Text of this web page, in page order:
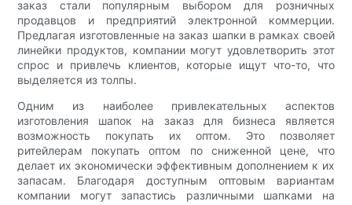
заказ стали популярным выбором для розничных
продавцов и предприятий электронной коммерции.
Предлагая изготовленные на заказ шапки в рамках своей
линейки продуктов, компании могут удовлетворить этот
спрос и привлечь клиентов, которые ищут что-то, что
выделяется из толпы.
Одним из наиболее привлекательных аспектов
изготовления шапок на заказ для бизнеса является
возможность покупать их оптом. Это позволяет
ритейлерам покупать оптом по сниженной цене, что
делает их экономически эффективным дополнением к их
запасам. Благодаря доступным оптовым вариантам
компании могут запастись различными шапками на